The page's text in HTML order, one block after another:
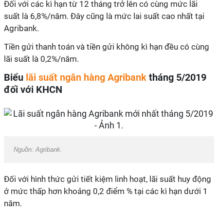
Đối với các kì hạn từ 12 tháng trở lên có cùng mức lãi
suất là 6,8%/năm. Đây cũng là mức lai suất cao nhất tại
Agribank.
Tiền gửi thanh toán và tiền gửi không kì hạn đều có cùng
lãi suất là 0,2%/năm.
Biểu lãi suất ngân hàng Agribank tháng 5/2019
đối với KHCN
Nguồn: Agribank.
Đối với hình thức gửi tiết kiệm linh hoạt, lãi suất huy động
ở mức thấp hơn khoảng 0,2 điểm % tại các kì hạn dưới 1
năm.